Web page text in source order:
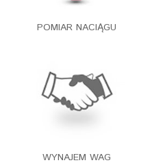
POMIAR NACIĄGU
WYNAJEM WAG